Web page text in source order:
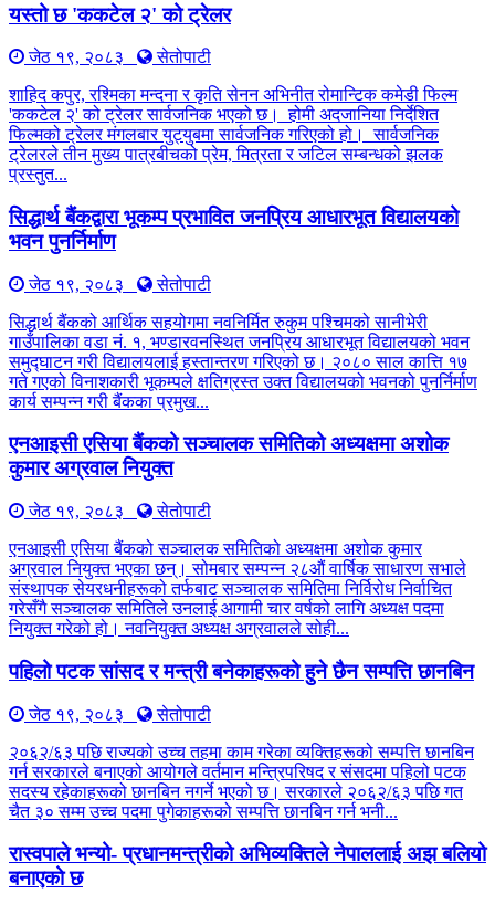
यस्तो छ 'ककटेल २' को ट्रेलर
जेठ १९, २०८३
सेतोपाटी
शाहिद कपुर, रश्मिका मन्दना र कृति सेनन अभिनीत रोमान्टिक कमेडी फिल्म
'ककटेल २' को ट्रेलर सार्वजनिक भएको छ। होमी अदजानिया निर्देशित
फिल्मको ट्रेलर मंगलबार युट्युबमा सार्वजनिक गरिएको हो। सार्वजनिक
ट्रेलरले तीन मुख्य पात्रबीचको प्रेम, मित्रता र जटिल सम्बन्धको झलक
प्रस्तुत...
सिद्धार्थ बैंकद्वारा भूकम्प प्रभावित जनप्रिय आधारभूत विद्यालयको
भवन पुनर्निर्माण
जेठ १९, २०८३
सेतोपाटी
सिद्धार्थ बैंकको आर्थिक सहयोगमा नवनिर्मित रुकुम पश्चिमको सानीभेरी
गाउँपालिका वडा नं. १, भण्डारवनस्थित जनप्रिय आधारभूत विद्यालयको भवन
समुद्घाटन गरी विद्यालयलाई हस्तान्तरण गरिएको छ। २०८० साल कात्ति १७
गते गएको विनाशकारी भूकम्पले क्षतिग्रस्त उक्त विद्यालयको भवनको पुनर्निर्माण
कार्य सम्पन्न गरी बैंकका प्रमुख...
एनआइसी एसिया बैंकको सञ्चालक समितिको अध्यक्षमा अशोक
कुमार अग्रवाल नियुक्त
जेठ १९, २०८३
सेतोपाटी
एनआइसी एसिया बैंकको सञ्चालक समितिको अध्यक्षमा अशोक कुमार
अग्रवाल नियुक्त भएका छन्। सोमबार सम्पन्न २८औं वार्षिक साधारण सभाले
संस्थापक सेयरधनीहरूको तर्फबाट सञ्चालक समितिमा निर्विरोध निर्वाचित
गरेसँगै सञ्चालक समितिले उनलाई आगामी चार वर्षको लागि अध्यक्ष पदमा
नियुक्त गरेको हो। नवनियुक्त अध्यक्ष अग्रवालले सोही...
पहिलो पटक सांसद र मन्त्री बनेकाहरूको हुने छैन सम्पत्ति छानबिन
जेठ १९, २०८३
सेतोपाटी
२०६२/६३ पछि राज्यको उच्च तहमा काम गरेका व्यक्तिहरूको सम्पत्ति छानबिन
गर्न सरकारले बनाएको आयोगले वर्तमान मन्त्रिपरिषद र संसदमा पहिलो पटक
सदस्य रहेकाहरूको छानबिन नगर्ने भएको छ। सरकारले २०६२/६३ पछि गत
चैत ३० सम्म उच्च पदमा पुगेकाहरूको सम्पत्ति छानबिन गर्न भनी...
रास्वपाले भन्यो- प्रधानमन्त्रीको अभिव्यक्तिले नेपाललाई अझ बलियो
बनाएको छ